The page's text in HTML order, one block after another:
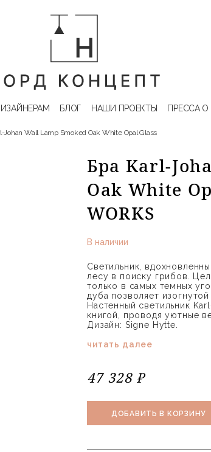
БЛОГ НАШИ ПРОЕКТЫ ПРЕССА О
Johan Wall Lamp Smoked Oak White Opal Glass
Бра Karl-
Oak White
WORKS
В наличии
Светильник,
лесу в поиску грибов.
только в самых темных
дуба позволяет
Настенный светильник
книгой, проводя уютные
Дизайн: Signe Hytte.
читать далее
47 328 ₽
ДОБАВИТЬ В КОРЗИНУ